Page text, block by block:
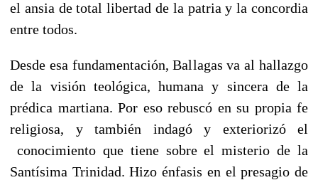
el ansia de total libertad de la patria y la concordia
entre todos.
Desde esa fundamentación, Ballagas va al hallazgo
de la visión teológica, humana y sincera de la
prédica martiana. Por eso rebuscó en su propia fe
religiosa, y también indagó y exteriorizó el
conocimiento que tiene sobre el misterio de la
Santísima Trinidad. Hizo énfasis en el presagio de